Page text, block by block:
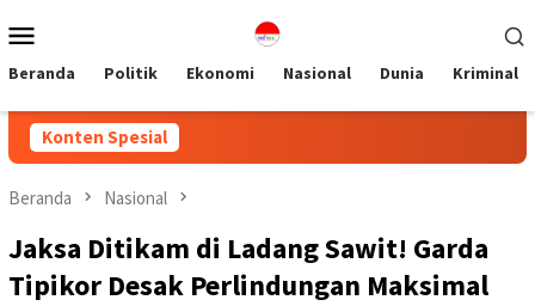
ke
Mobile
Beranda Politik Ekonomi Nasional Dunia Kriminal
Konten Spesial
Beranda Nasional
Jaksa Ditikam di Ladang Sawit! Garda
Tipikor Desak Perlindungan Maksimal